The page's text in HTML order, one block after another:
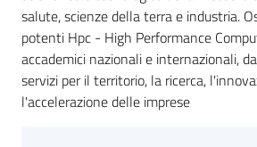
salute, scienze della terra e industria.
potenti Hpc - High Performance
accademici nazionali e internazionali,
servizi per il territorio, la ricerca,
l'accelerazione delle imprese